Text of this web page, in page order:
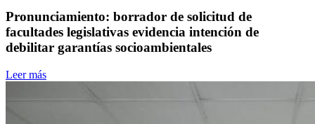
Pronunciamiento: borrador de solicitud de
facultades legislativas evidencia intención de
debilitar garantías socioambientales
Leer más